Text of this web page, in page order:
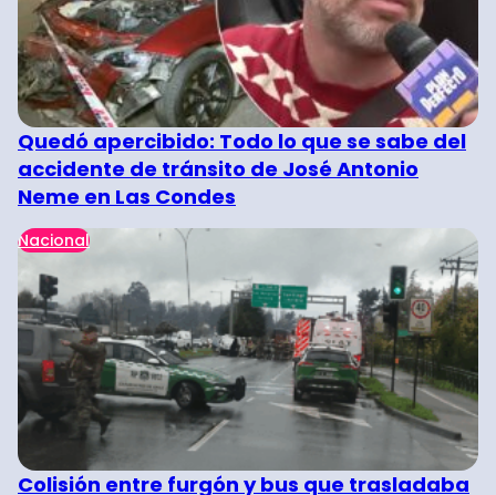
Quedó apercibido: Todo lo que se sabe del
accidente de tránsito de José Antonio
Neme en Las Condes
Nacional
Colisión entre furgón y bus que trasladaba